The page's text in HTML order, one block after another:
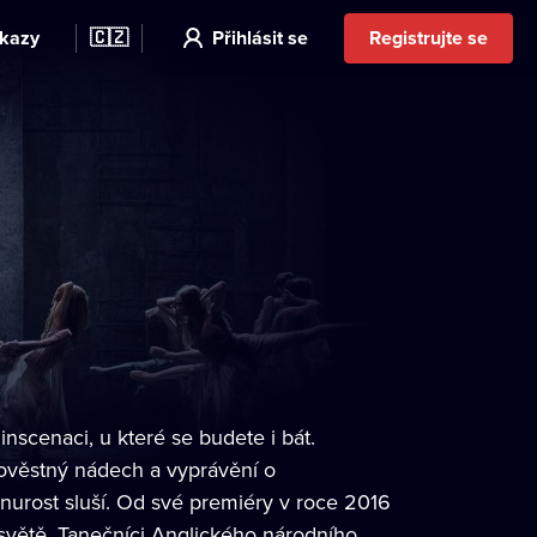
🇨🇿 Přihlásit se Registrujte se
u které se budete i bát.
nádech a vyprávění o
sluší. Od své premiéry v roce 2016